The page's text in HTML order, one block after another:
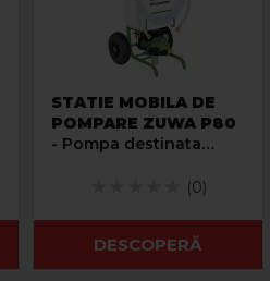
STATIE MOBILA DE
POMPARE ZUWA P80
- Pompa destinata
(0)
DESCOPERĂ